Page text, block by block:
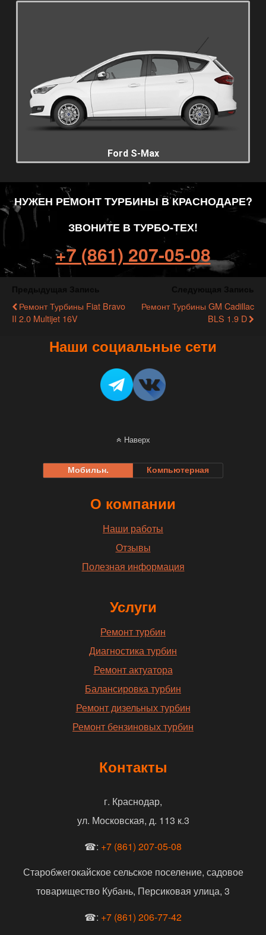
Ford S-Max
НУЖЕН РЕМОНТ ТУРБИНЫ В КРАСНОДАРЕ?
ЗВОНИТЕ В ТУРБО-ТЕХ!
+7 (861) 207-05-08
Ремонт Турбины Fiat Bravo
II 2.0 Multijet 16V
Ремонт Турбины GM Cadillac
BLS 1.9 D
Наши социальные сети
Наверх
Мобильн. Компьютерная
О компании
Наши работы
Отзывы
Полезная информация
Услуги
Ремонт турбин
Диагностика турбин
Ремонт актуатора
Балансировка турбин
Ремонт дизельных турбин
Ремонт бензиновых турбин
Контакты
г. Краснодар,
ул. Московская, д. 113 к.3
☎: +7 (861) 207-05-08
Старобжегокайское сельское поселение, садовое
товарищество Кубань, Персиковая улица, 3
☎: +7 (861) 206-77-42